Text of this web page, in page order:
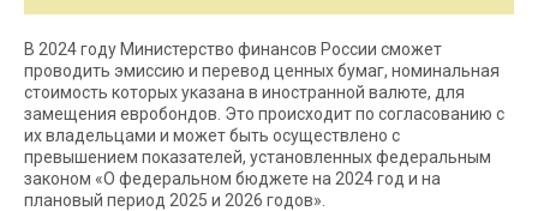
В 2024 году Министерство финансов России сможет
проводить эмиссию и перевод ценных бумаг, номинальная
стоимость которых указана в иностранной валюте, для
замещения евробондов. Это происходит по согласованию с
их владельцами и может быть осуществлено с
превышением показателей, установленных федеральным
законом «О федеральном бюджете на 2024 год и на
плановый период 2025 и 2026 годов».